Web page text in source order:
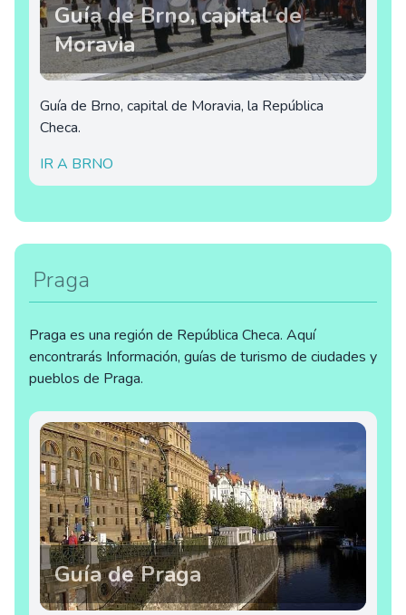
Guía de Brno, capital de
Moravia
Guía de Brno, capital de Moravia, la República
Checa.
IR A BRNO
Praga
Praga es una región de República Checa. Aquí
encontrarás Información, guías de turismo de ciudades y
pueblos de Praga.
Guía de Praga